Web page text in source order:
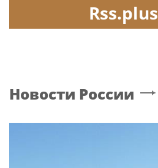
Rss.plus
Новости России